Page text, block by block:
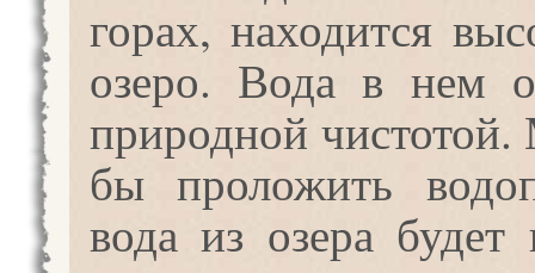
горах, находится
озеро. Вода в нем
природной
бы проложить
вода из озера будет